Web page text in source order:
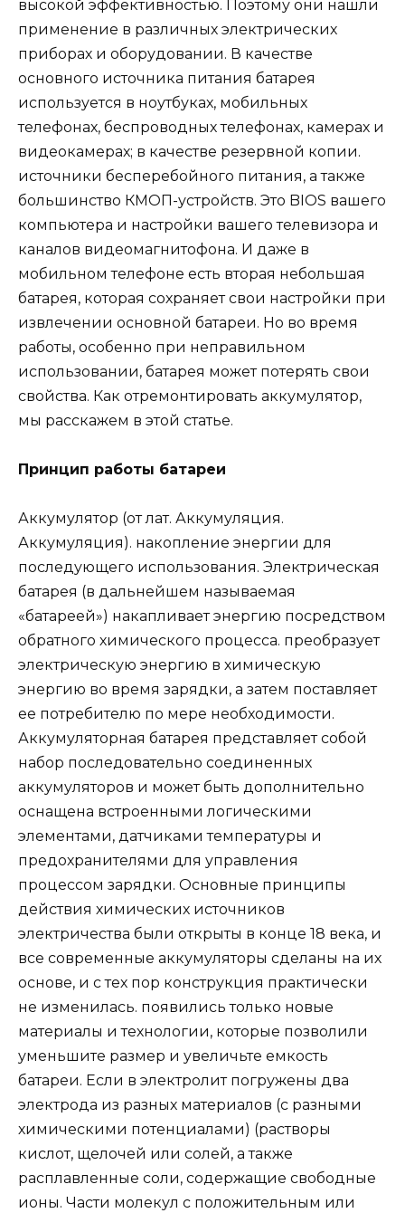
высокой эффективностью. Поэтому они нашли
применение в различных электрических
приборах и оборудовании. В качестве
основного источника питания батарея
используется в ноутбуках, мобильных
телефонах, беспроводных телефонах, камерах и
видеокамерах; в качестве резервной копии.
источники бесперебойного питания, а также
большинство КМОП-устройств. Это BIOS вашего
компьютера и настройки вашего телевизора и
каналов видеомагнитофона. И даже в
мобильном телефоне есть вторая небольшая
батарея, которая сохраняет свои настройки при
извлечении основной батареи. Но во время
работы, особенно при неправильном
использовании, батарея может потерять свои
свойства. Как отремонтировать аккумулятор,
мы расскажем в этой статье.
Принцип работы батареи
Аккумулятор (от лат. Аккумуляция.
Аккумуляция). накопление энергии для
последующего использования. Электрическая
батарея (в дальнейшем называемая
«батареей») накапливает энергию посредством
обратного химического процесса. преобразует
электрическую энергию в химическую
энергию во время зарядки, а затем поставляет
ее потребителю по мере необходимости.
Аккумуляторная батарея представляет собой
набор последовательно соединенных
аккумуляторов и может быть дополнительно
оснащена встроенными логическими
элементами, датчиками температуры и
предохранителями для управления
процессом зарядки. Основные принципы
действия химических источников
электричества были открыты в конце 18 века, и
все современные аккумуляторы сделаны на их
основе, и с тех пор конструкция практически
не изменилась. появились только новые
материалы и технологии, которые позволили
уменьшите размер и увеличьте емкость
батареи. Если в электролит погружены два
электрода из разных материалов (с разными
химическими потенциалами) (растворы
кислот, щелочей или солей, а также
расплавленные соли, содержащие свободные
ионы. Части молекул с положительным или